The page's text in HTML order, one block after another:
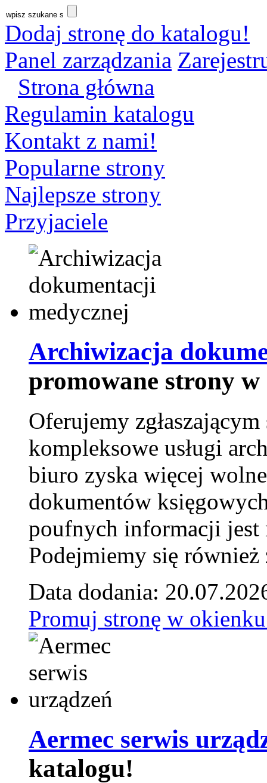
Dodaj stronę do katalogu!
Panel zarządzania
Strona główna
Regulamin katalogu
Kontakt z nami!
Popularne strony
Najlepsze strony
Przyjaciele
Archiwizacja
promowane strony
Oferujemy
kompleksowe usługi
biuro zyska więcej
dokumentów
poufnych informacji jest
Podejmiemy się
Data dodania:
Promuj stronę w
Aermec serwis
katalogu!